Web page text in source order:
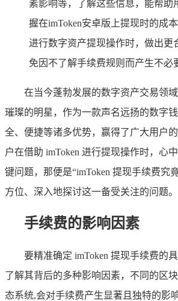
素影响等，了解这些信息，能帮助
握在imToken安卓版上提现时的成
进行数字资产提现操作时，做出更
免因不了解手续费规则而产生不必
在当今蓬勃发展的数字资产交易领
璀璨的明星，作为一款声名远扬的数字
全、便捷等诸多优势，赢得了广大用户
户在借助 imToken 进行提现操作时，心
键问题，那便是“imToken 提现手续费究
方位、深入地探讨这一备受关注的问题。
手续费的影响因素
要精准确定 imToken 提现手续费的
了解其背后的多种影响因素，不同的区
态系统,会对手续费产生显著且独特的影响